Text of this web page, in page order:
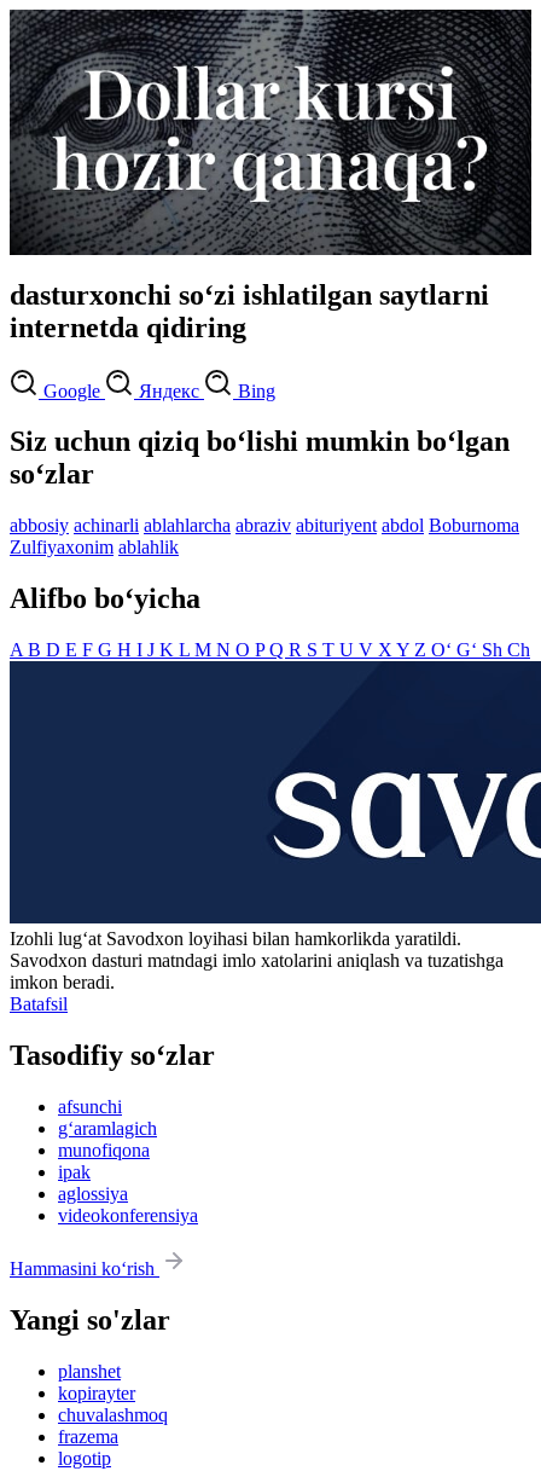
dasturxonchi so‘zi ishlatilgan saytlarni
internetda qidiring
Google Яндекс Bing
Siz uchun qiziq bo‘lishi mumkin bo‘lgan
so‘zlar
abbosiy achinarli ablahlarcha abraziv abituriyent abdol Boburnoma
Zulfiyaxonim ablahlik
Alifbo bo‘yicha
A B D E F G H I J K L M N O PQ R S T U V X Y Z O‘ G‘ Sh Ch
Izohli lugʻat Savodxon loyihasi bilan hamkorlikda yaratildi.
Savodxon dasturi matndagi imlo xatolarini aniqlash va tuzatishga
imkon beradi.
Batafsil
Tasodifiy so‘zlar
afsunchi
g‘aramlagich
munofiqona
ipak
aglossiya
videokonferensiya
Hammasini ko‘rish
Yangi so'zlar
planshet
kopirayter
chuvalashmoq
frazema
logotip